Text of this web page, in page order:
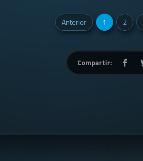
Anterior 1 2
Compartir: